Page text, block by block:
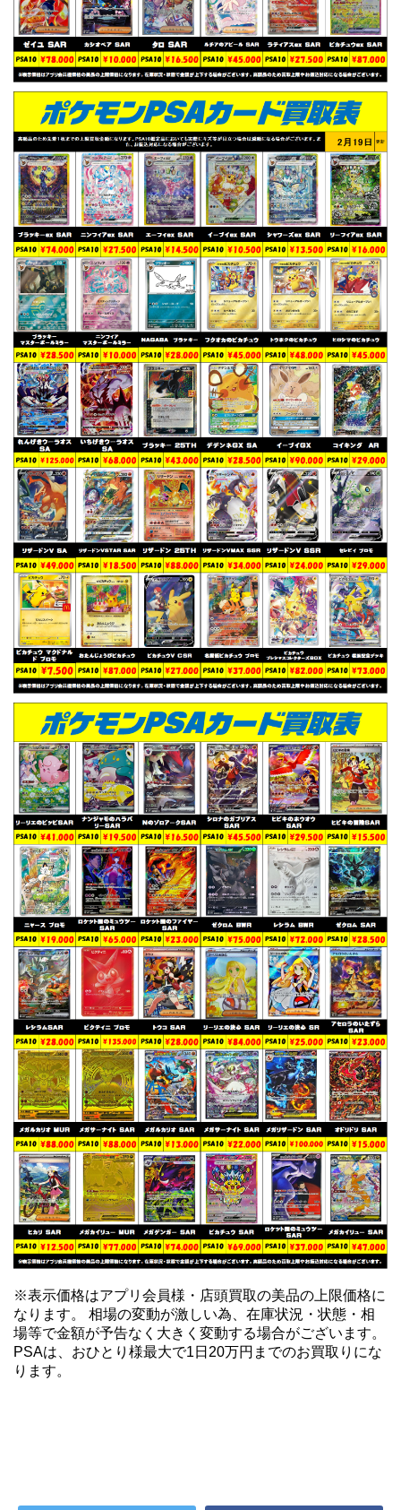
※表示価格はアプリ会員様・店頭買取の美品の上限価格に
なります。 相場の変動が激しい為、在庫状況・状態・相
場等で金額が予告なく大きく変動する場合がございます。
PSAは、おひとり様最大で1日20万円までのお買取りにな
ります。